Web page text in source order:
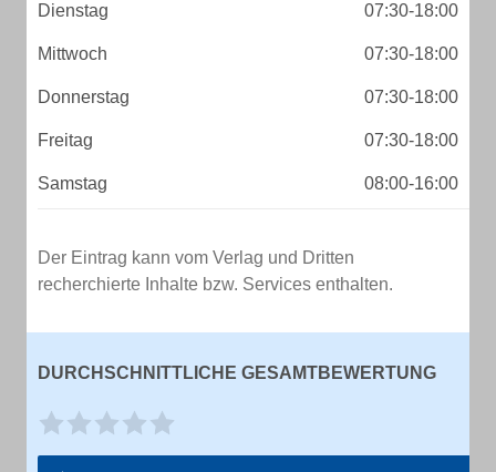
Dienstag 07:30-18:00
Mittwoch 07:30-18:00
Donnerstag 07:30-18:00
Freitag 07:30-18:00
Samstag 08:00-16:00
Der Eintrag kann vom Verlag und Dritten
recherchierte Inhalte bzw. Services enthalten.
DURCHSCHNITTLICHE GESAMTBEWERTUNG